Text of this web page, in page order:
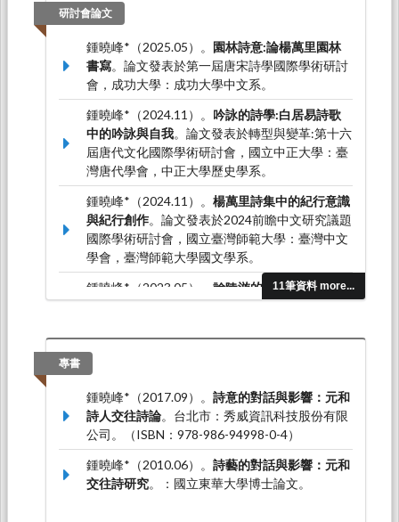
研討會論文
11筆資料 more...
鍾曉峰*（2025.05）。 園林詩意:論楊萬里園林
書寫。論文發表於第一屆唐宋詩學國際學術研討
會，成功大學：成功大學中文系。
鍾曉峰*（2024.11）。 吟詠的詩學:白居易詩歌
中的吟詠與自我。論文發表於轉型與變革:第十六
屆唐代文化國際學術研討會，國立中正大學：臺
灣唐代學會，中正大學歷史學系。
鍾曉峰*（2024.11）。 楊萬里詩集中的紀行意識
與紀行創作。論文發表於2024前瞻中文研究議題
國際學術研討會，國立臺灣師範大學：臺灣中文
學會，臺灣師範大學國文學系。
鍾曉峰*（2023.05）。 論陸游的水域書寫與創作
特質。論文發表於第六屆人文化成國際學術研討
鍾曉峰*（2022.11）。
門」：論李懷民的中晚唐五律美典建構
表於第十五屆唐代文化國際學術研討會會議議
程，臺灣大學：臺大中文系， 佛光大學歷史系。
專書
鍾曉峰*（2017.09）。 詩意的對話與影響：元和
詩人交往詩論。台北市：秀威資訊科技股份有限
公司。（ISBN：978-986-94998-0-4）
鍾曉峰*（2010.06）。 詩藝的對話與影響：元和
交往詩研究。：國立東華大學博士論文。